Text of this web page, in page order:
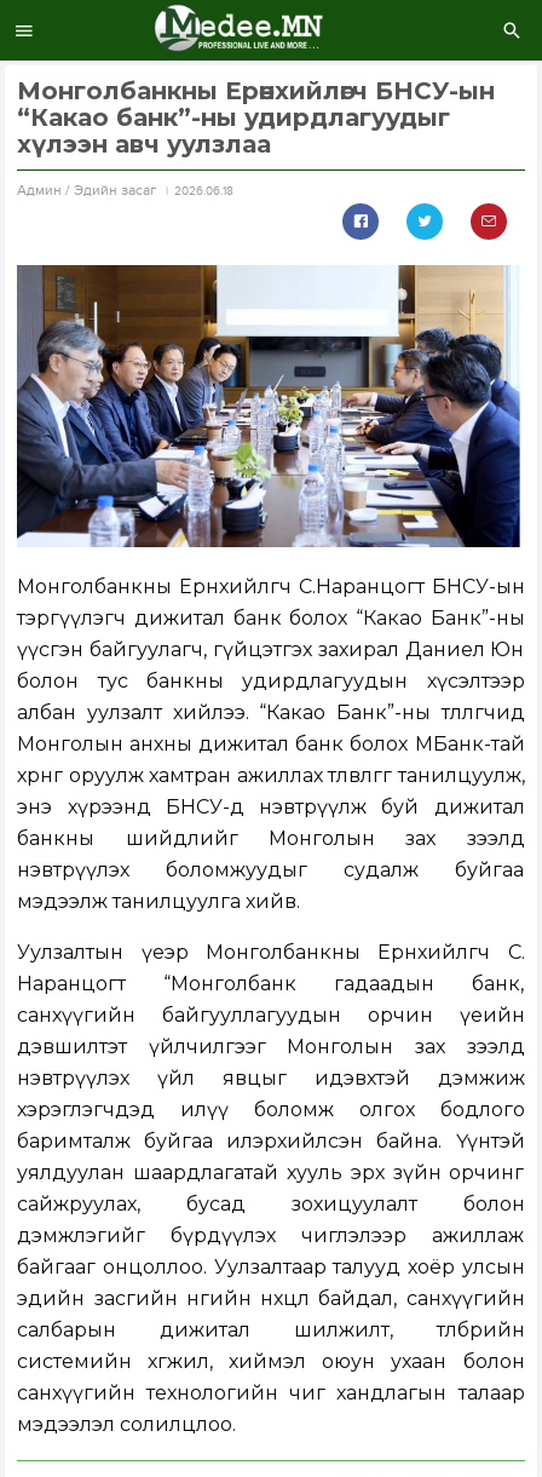
Монголбанкны Ерөнхийлөгч БНСУ-ын
“Какао банк”-ны удирдлагуудыг
хүлээн авч уулзлаа
Aдмин / Эдийн засаг 2026.06.18
Монголбанкны Ерөнхийлөгч С.Наранцогт БНСУ-ын
тэргүүлэгч дижитал банк болох “Какао Банк”-ны
үүсгэн байгуулагч, гүйцэтгэх захирал Даниел Юн
болон тус банкны удирдлагуудын хүсэлтээр
албан уулзалт хийлээ. “Какао Банк”-ны төлөөлөгчид
Монголын анхны дижитал банк болох МБанк-тай
хөрөнгө оруулж хамтран ажиллах төлөвлөгөөгөө танилцуулж,
энэ хүрээнд БНСУ-д нэвтрүүлж буй дижитал
банкны шийдлийг Монголын зах зээлд
нэвтрүүлэх боломжуудыг судалж буйгаа
мэдээлж танилцуулга хийв.
Уулзалтын үеэр Монголбанкны Ерөнхийлөгч С.
Наранцогт “Монголбанк гадаадын банк,
санхүүгийн байгууллагуудын орчин үеийн
дэвшилтэт үйлчилгээг Монголын зах зээлд
нэвтрүүлэх үйл явцыг идэвхтэй дэмжиж
хэрэглэгчдэд илүү боломж олгох бодлого
баримталж буйгаа илэрхийлсэн байна. Үүнтэй
уялдуулан шаардлагатай хууль эрх зүйн орчинг
сайжруулах, бусад зохицуулалт болон
дэмжлэгийг бүрдүүлэх чиглэлээр ажиллаж
байгааг онцоллоо. Уулзалтаар талууд хоёр улсын
эдийн засгийн өнөөгийн нөхцөл байдал, санхүүгийн
салбарын дижитал шилжилт, төлбөрийн
системийн хөгжил, хиймэл оюун ухаан болон
санхүүгийн технологийн чиг хандлагын талаар
мэдээлэл солилцлоо.